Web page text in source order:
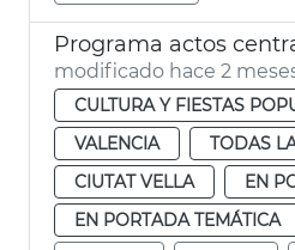
modificado hace 2
CULTURA Y FIESTAS
VALENCIA
TODAS
CIUTAT VELLA
EN
EN PORTADA TEMÁTICA